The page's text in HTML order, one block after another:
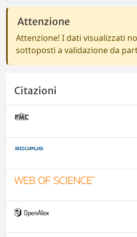
Attenzione
Attenzione! I dati visualizzati
sottoposti a validazione da
Citazioni